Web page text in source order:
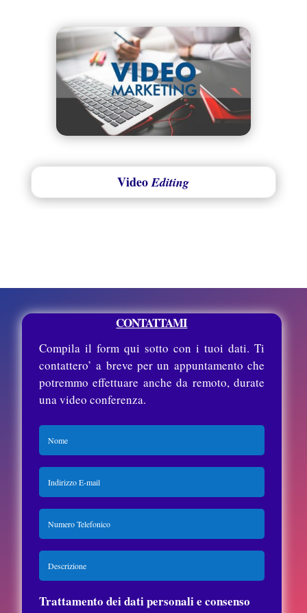
VideoEditing
CONTATTAMI
Compila il form qui sotto con i tuoi dati. Ti
contattero’ a breve per un appuntamento che
potremmo effettuare anche da remoto, durate
una video conferenza.
Trattamento dei dati personali e consenso